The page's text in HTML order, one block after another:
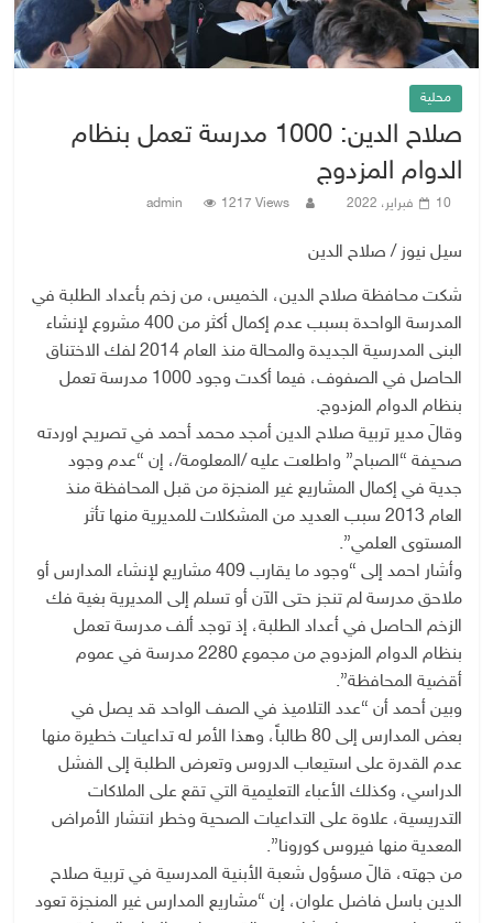
محلية
صلاح الدين: 1000 مدرسة تعمل بنظام
الدوام المزدوج
10 فبراير، 2022 admin 1217 Views
سيل نيوز / صلاح الدين
شكت محافظة صلاح الدين، الخميس، من زخم بأعداد الطلبة في
المدرسة الواحدة بسبب عدم إكمال أكثر من 400 مشروع لإنشاء
البنى المدرسية الجديدة والمحالة منذ العام 2014 لفك الاختناق
الحاصل في الصفوف، فيما أكدت وجود 1000 مدرسة تعمل
بنظام الدوام المزدوج.
وقالَ مدير تربية صلاح الدين أمجد محمد أحمد في تصريح اوردته
صحيفة “الصباح” واطلعت عليه /المعلومة/، إن “عدم وجود
جدية في إكمال المشاريع غير المنجزة من قبل المحافظة منذ
العام 2013 سبب العديد من المشكلات للمديرية منها تأثر
المستوى العلمي”.
وأشار احمد إلى “وجود ما يقارب 409 مشاريع لإنشاء المدارس أو
ملاحق مدرسة لم تنجز حتى الآن أو تسلم إلى المديرية بغية فك
الزخم الحاصل في أعداد الطلبة، إذ توجد ألف مدرسة تعمل
بنظام الدوام المزدوج من مجموع 2280 مدرسة في عموم
أقضية المحافظة”.
وبين أحمد أن “عدد التلاميذ في الصف الواحد قد يصل في
بعض المدارس إلى 80 طالباً، وهذا الأمر له تداعيات خطيرة منها
عدم القدرة على استيعاب الدروس وتعرض الطلبة إلى الفشل
الدراسي، وكذلك الأعباء التعليمية التي تقع على الملاكات
التدريسية، علاوة على التداعيات الصحية وخطر انتشار الأمراض
المعدية منها فيروس كورونا”.
من جهته، قالَ مسؤول شعبة الأبنية المدرسية في تربية صلاح
الدين باسل فاضل علوان، إن “مشاريع المدارس غير المنجزة تعود